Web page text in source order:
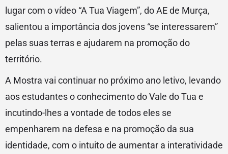
lugar com o vídeo “A Tua Viagem”, do AE de Murça,
salientou a importância dos jovens “se interessarem”
pelas suas terras e ajudarem na promoção do
território.
A Mostra vai continuar no próximo ano letivo, levando
aos estudantes o conhecimento do Vale do Tua e
incutindo-lhes a vontade de todos eles se
empenharem na defesa e na promoção da sua
identidade, com o intuito de aumentar a interatividade